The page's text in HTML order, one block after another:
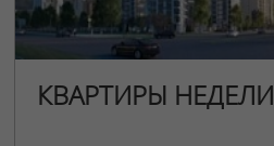
КВАРТИРЫ НЕДЕЛИ